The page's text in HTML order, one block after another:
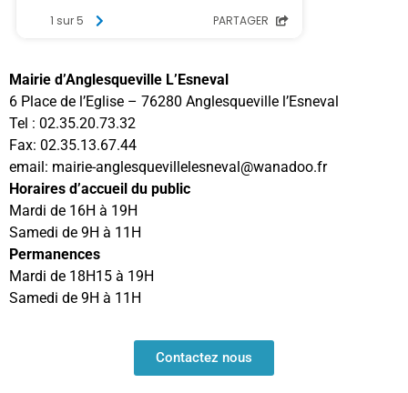
Mairie d’Anglesqueville L’Esneval
6 Place de l’Eglise – 76280 Anglesqueville l’Esneval
Tel : 02.35.20.73.32
Fax: 02.35.13.67.44
email: mairie-anglesquevillelesneval@wanadoo.fr
Horaires d’accueil du public
Mardi de 16H à 19H
Samedi de 9H à 11H
Permanences
Mardi de 18H15 à 19H
Samedi de 9H à 11H
Contactez nous